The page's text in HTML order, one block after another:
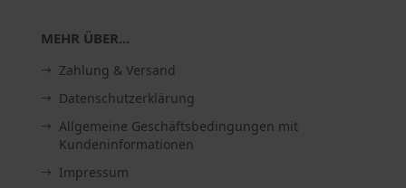
MEHR ÜBER...
Zahlung & Versand
Datenschutzerklärung
Allgemeine Geschäftsbedingungen mit
Kundeninformationen
Impressum